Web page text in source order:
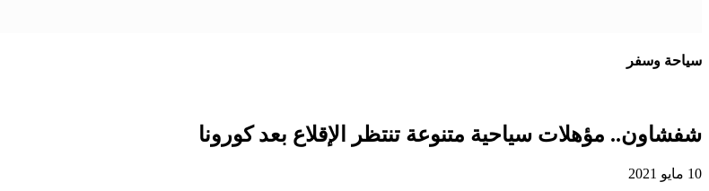
سياحة وسفر
شفشاون.. مؤهلات سياحية متنوعة تنتظر الإقلاع بعد كورونا
10 مايو 2021